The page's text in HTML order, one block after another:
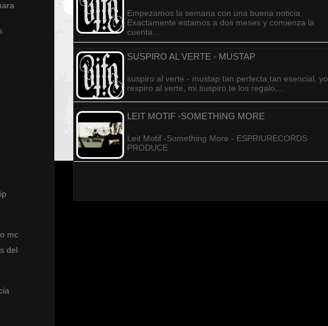
Empezamos la semana con una buena noticia
Exactamente estamos a dos meses y comienza la
cuenta…
SUSPIRO AL VERTE - MUSTAP
suspiro al verte - mustap tan perfecta,tan esencial, yo
respiro al verte, mi suspiro te los regalo,…
LEIT MOTIF -SOMETHING MORE
Leit Motif -Something More - ESPRIURECORDS
PRODUCE
mc
del